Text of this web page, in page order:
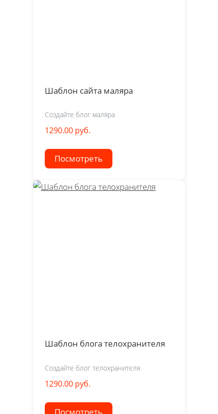
Шаблон сайта маляра
Создайте блог маляра
1290.00 руб.
Посмотреть
Шаблон блога телохранителя
Создайте блог телохранителя
1290.00 руб.
Посмотреть